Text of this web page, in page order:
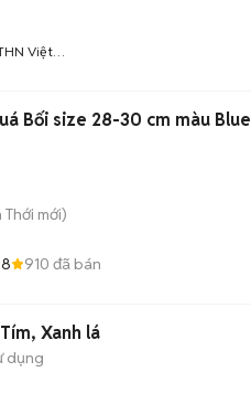
Việt
Bối size 28-30 cm màu Blue
Thới mới)
910 đã bán
Xanh lá
dụng